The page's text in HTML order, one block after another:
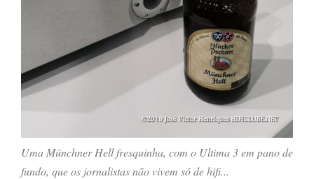
Uma Münchner Hell fresquinha, com o Ultima 3 em pano de
fundo, que os jornalistas não vivem só de hifi...